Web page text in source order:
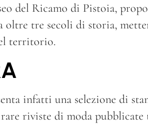
del Ricamo di Pistoia,
oltre tre secoli di storia,
territorio.
infatti una selezione di
riviste di moda